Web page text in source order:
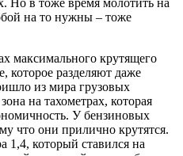
Но в тоже время молотить на
на то нужны – тоже
максимального крутящего
которое разделяют даже
из мира грузовых
на тахометрах, которая
У бензиновых
что они прилично крутятся.
1,4, который ставился на